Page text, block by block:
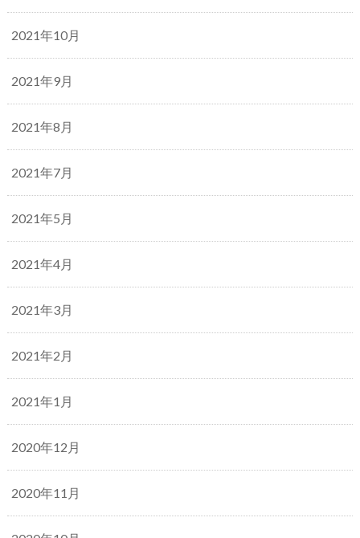
2021年10月
2021年9月
2021年8月
2021年7月
2021年5月
2021年4月
2021年3月
2021年2月
2021年1月
2020年12月
2020年11月